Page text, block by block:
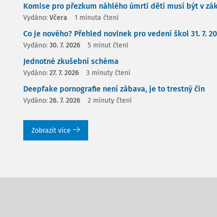
Komise pro přezkum náhlého úmrtí dětí musí být v
Vydáno: Včera 1 minuta čtení
Co je nového? Přehled novinek pro vedení škol 31. 7.
Vydáno: 30. 7. 2026 5 minut čtení
Jednotné zkušební schéma
Vydáno: 27. 7. 2026 3 minuty čtení
Deepfake pornografie není zábava, je to trestný čin
Vydáno: 26. 7. 2026 2 minuty čtení
Zobrazit více